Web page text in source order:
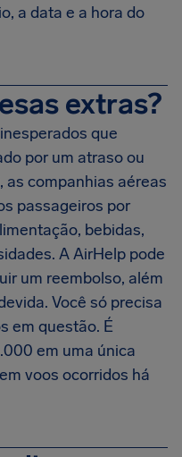
a data e a hora do
extras?
que
por um atraso ou
as companhias aéreas
passageiros por
bebidas,
A AirHelp pode
um reembolso, além
Você só precisa
em questão. É
em uma única
voos ocorridos há